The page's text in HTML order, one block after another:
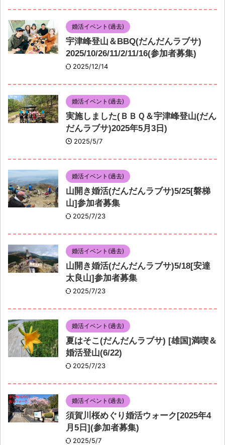
婚活イベント(過去)
宇津峰登山＆BBQ(だんだんラブサ)
2025/10/26/11/2/11/16(参加者募集)
2025/12/14
婚活イベント(過去)
実施しました(ＢＢＱ＆宇津峰登山(だん
だんラブサ)2025年5月3日)
2025/5/7
婚活イベント(過去)
山開き婚活(だんだんラブサ)5/25[磐梯
山]参加者募集
2025/7/23
婚活イベント(過去)
山開き婚活(だんだんラブサ)5/18[安達
太良山]参加者募集
2025/7/23
婚活イベント(過去)
夏はそこ(だんだんラブサ) [雄国]満喫＆
婚活登山(6/22)
2025/7/23
婚活イベント(過去)
須賀川桜めぐり婚活ウォーク[2025年4
月5日](参加者募集)
2025/5/7